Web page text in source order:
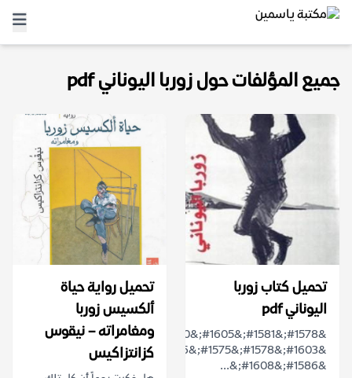
جميع المؤلفات حول زوربا اليوناني pdf
تحميل كتاب زوربا
اليوناني pdf
&#1578;&#1581;&#1605;&#1610;&#1604;
&#1586;&#1608;&...
تحميل رواية حياة
ألكسيس زوربا
ومغامراته – نيقوس
كزانتزاكيس